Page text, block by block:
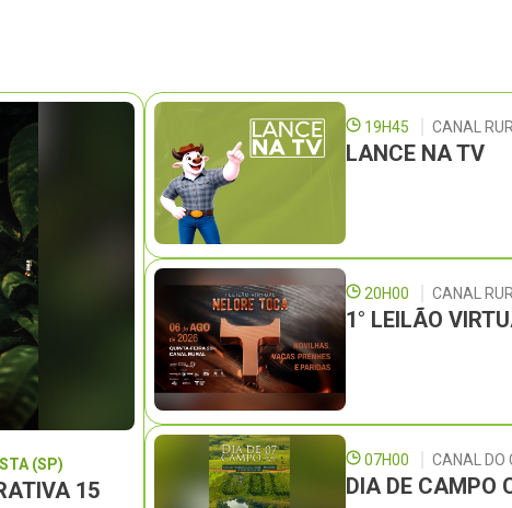
(SP)
15
19H45 CANAL
LANCE NA TV
20H00 CANAL
1° LEILÃO
07H00 CANAL DO
DIA DE CAMPO